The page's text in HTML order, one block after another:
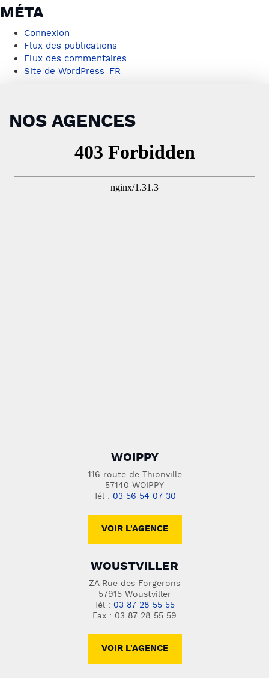
MÉTA
Connexion
Flux des publications
Flux des commentaires
Site de WordPress-FR
NOS AGENCES
WOIPPY
116 route de Thionville
57140 WOIPPY
Tél : 03 56 54 07 30
VOIR L'AGENCE
WOUSTVILLER
ZA Rue des Forgerons
57915 Woustviller
Tél : 03 87 28 55 55
Fax : 03 87 28 55 59
VOIR L'AGENCE